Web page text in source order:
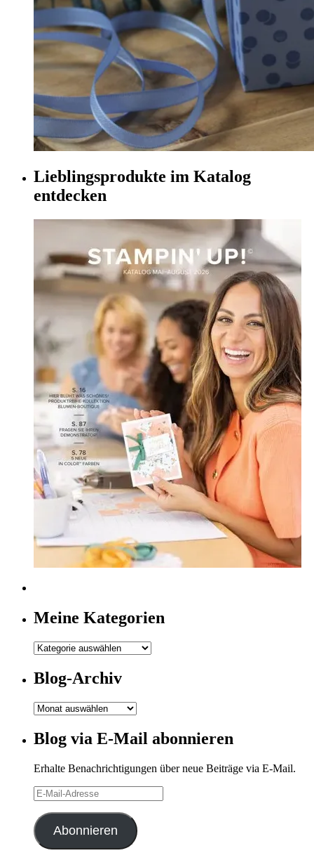
Lieblingsprodukte im Katalog
entdecken
Meine Kategorien
Meine
Blog-Archiv
Blog-
Blog via E-Mail abonnieren
Erhalte Benachrichtigungen über neue Beiträge via E-Mail.
E-
Mail-
Adresse
Abonnieren